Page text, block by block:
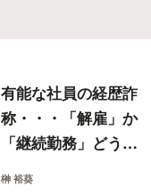
有能な社員の経歴詐
称・・・「解雇」か
「継続勤務」どう対
榊 裕葵